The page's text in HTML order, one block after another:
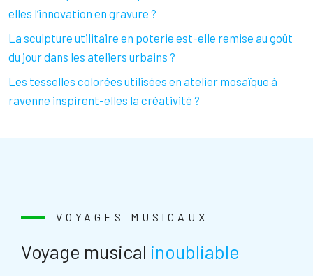
elles l’innovation en gravure ?
La sculpture utilitaire en poterie est-elle remise au goût
du jour dans les ateliers urbains ?
Les tesselles colorées utilisées en atelier mosaïque à
ravenne inspirent-elles la créativité ?
VOYAGES MUSICAUX
Voyage musical inoubliable